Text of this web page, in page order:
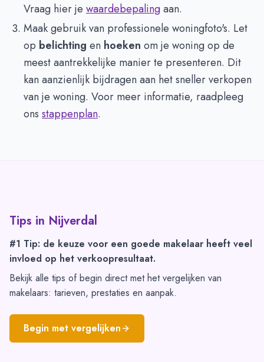
Vraag hier je waardebepalingaan.
Maak gebruik van professionele woningfoto's. Let
op belichting en hoeken om je woning op de
meest aantrekkelijke manier te presenteren. Dit
kan aanzienlijk bijdragen aan het sneller verkopen
van je woning. Voor meer informatie, raadpleeg
ons stappenplan.
Tips in Nijverdal
#1 Tip: de keuze voor een goede makelaar heeft veel
invloed op het verkoopresultaat.
Bekijk alle tips of begin direct met het vergelijken van
makelaars: tarieven, prestaties en aanpak.
Begin met vergelijken